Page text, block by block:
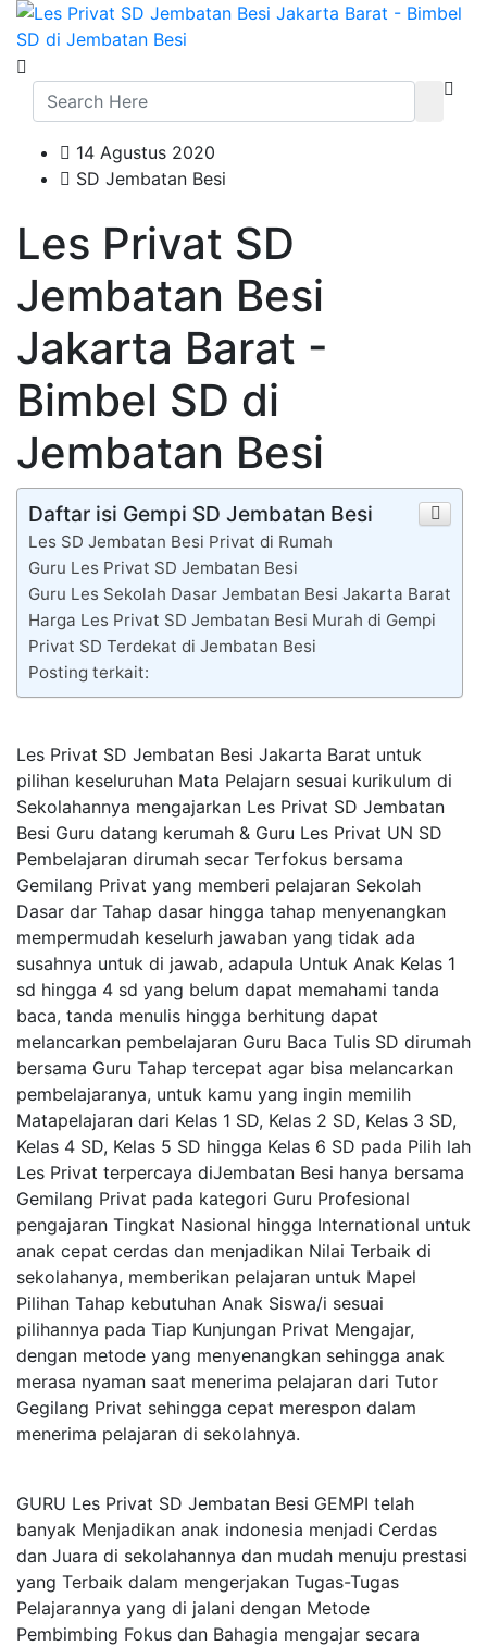
14 Agustus 2020
SD Jembatan Besi
Les Privat SD
Jembatan Besi
Jakarta Barat -
Bimbel SD di
Jembatan Besi
Daftar isi Gempi SD Jembatan Besi
Les SD Jembatan Besi Privat di Rumah
Guru Les Privat SD Jembatan Besi
Guru Les Sekolah Dasar Jembatan Besi Jakarta Barat
Harga Les Privat SD Jembatan Besi Murah di Gempi
Privat SD Terdekat di Jembatan Besi
Posting terkait:
Les Privat SD Jembatan Besi Jakarta Barat untuk
pilihan keseluruhan Mata Pelajarn sesuai kurikulum di
Sekolahannya mengajarkan Les Privat SD Jembatan
Besi Guru datang kerumah & Guru Les Privat UN SD
Pembelajaran dirumah secar Terfokus bersama
Gemilang Privat yang memberi pelajaran Sekolah
Dasar dar Tahap dasar hingga tahap menyenangkan
mempermudah keselurh jawaban yang tidak ada
susahnya untuk di jawab, adapula Untuk Anak Kelas 1
sd hingga 4 sd yang belum dapat memahami tanda
baca, tanda menulis hingga berhitung dapat
melancarkan pembelajaran Guru Baca Tulis SD dirumah
bersama Guru Tahap tercepat agar bisa melancarkan
pembelajaranya, untuk kamu yang ingin memilih
Matapelajaran dari Kelas 1 SD, Kelas 2 SD, Kelas 3 SD,
Kelas 4 SD, Kelas 5 SD hingga Kelas 6 SD pada Pilih lah
Les Privat terpercaya diJembatan Besi hanya bersama
Gemilang Privat pada kategori Guru Profesional
pengajaran Tingkat Nasional hingga International untuk
anak cepat cerdas dan menjadikan Nilai Terbaik di
sekolahanya, memberikan pelajaran untuk Mapel
Pilihan Tahap kebutuhan Anak Siswa/i sesuai
pilihannya pada Tiap Kunjungan Privat Mengajar,
dengan metode yang menyenangkan sehingga anak
merasa nyaman saat menerima pelajaran dari Tutor
Gegilang Privat sehingga cepat merespon dalam
menerima pelajaran di sekolahnya.
GURU Les Privat SD Jembatan Besi GEMPI telah
banyak Menjadikan anak indonesia menjadi Cerdas
dan Juara di sekolahannya dan mudah menuju prestasi
yang Terbaik dalam mengerjakan Tugas-Tugas
Pelajarannya yang di jalani dengan Metode
Pembimbing Fokus dan Bahagia mengajar secara